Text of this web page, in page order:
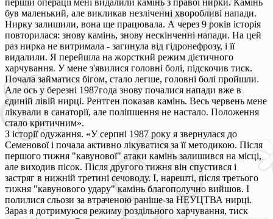
був маленький, але викликав незліченні хворобливі напади.
Нирку залишили, вона ще працювала. А через 9 років історія
повторилася: знову камінь, знову нескінченні напади. На цей
раз нирка не витримала - загинула від гідронефрозу, і її
видалили. Я перейшла на жорсткий режим дієтичного
харчування. У мене з'явилися головні болі, підскочив тиск.
Почала займатися бігом, стало легше, головні болі пройшли.
Але ось у березні 1987года знову почалися напади вже в
єдиній лівій нирці. Рентген показав камінь. Весь червень мене
лікували в санаторії, але поліпшення не настало. Положення
стало критичним».
З історії одужання. «У серпні 1987 року я звернулася до
Семенової і почала активно лікуватися за її методикою. Після
першого тижня "кавунової" атаки камінь залишився на місці,
але виходив пісок. Після другого тижня він спустився і
застряг в нижній третині сечоводу. І, нарешті, після третього
тижня "кавунового удару" камінь благополучно вийшов. І
полилися сльози за втраченою раніше-за НЕУЦТВА нирці.
Зараз я дотримуюся режиму роздільного харчування, тиск